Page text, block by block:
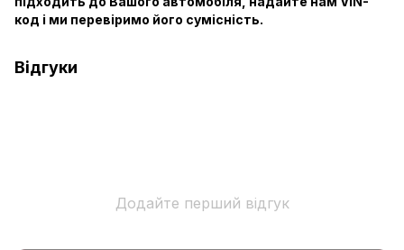
код і ми перевіримо його сумісність.
Відгуки
Додайте перший відгук